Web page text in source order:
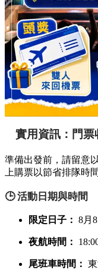
實用資訊：門票
準備出發前，請留意
上購票以節省排隊時
🕒 活動日期與時間
限定日子： 8月
夜航時間：
尾班車時間：